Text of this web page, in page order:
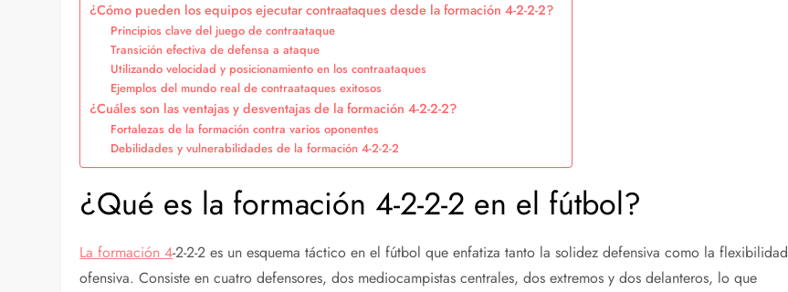
¿Cómo pueden los equipos ejecutar contraataques desde la formación 4-2-2-2?
Principios clave del juego de contraataque
Transición efectiva de defensa a ataque
Utilizando velocidad y posicionamiento en los contraataques
Ejemplos del mundo real de contraataques exitosos
¿Cuáles son las ventajas y desventajas de la formación 4-2-2-2?
Fortalezas de la formación contra varios oponentes
Debilidades y vulnerabilidades de la formación 4-2-2-2
¿Qué es la formación 4-2-2-2 en el fútbol?
La formación 4-2-2-2 es un esquema táctico en el fútbol que enfatiza tanto la solidez defensiva como la flexibilidad
ofensiva. Consiste en cuatro defensores, dos mediocampistas centrales, dos extremos y dos delanteros, lo que